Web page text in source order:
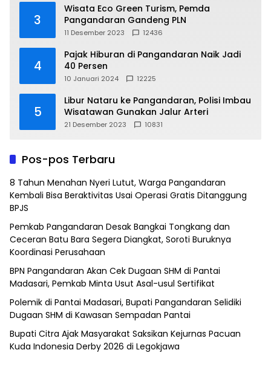
3
Wisata Eco Green Turism, Pemda
Pangandaran Gandeng PLN
11 Desember 2023 12436
4
Pajak Hiburan di Pangandaran Naik Jadi
40 Persen
10 Januari 2024 12225
5
Libur Nataru ke Pangandaran, Polisi Imbau
Wisatawan Gunakan Jalur Arteri
21 Desember 2023 10831
Pos-pos Terbaru
8 Tahun Menahan Nyeri Lutut, Warga Pangandaran
Kembali Bisa Beraktivitas Usai Operasi Gratis Ditanggung
BPJS
Pemkab Pangandaran Desak Bangkai Tongkang dan
Ceceran Batu Bara Segera Diangkat, Soroti Buruknya
Koordinasi Perusahaan
BPN Pangandaran Akan Cek Dugaan SHM di Pantai
Madasari, Pemkab Minta Usut Asal-usul Sertifikat
Polemik di Pantai Madasari, Bupati Pangandaran Selidiki
Dugaan SHM di Kawasan Sempadan Pantai
Bupati Citra Ajak Masyarakat Saksikan Kejurnas Pacuan
Kuda Indonesia Derby 2026 di Legokjawa